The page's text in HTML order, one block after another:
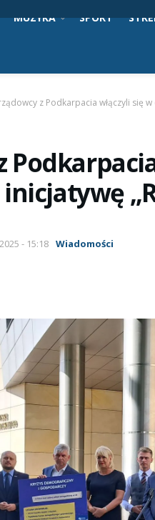
MUZYKA SPORT
z Podkarpacia włączyli się
- 15:18 Wiadomości